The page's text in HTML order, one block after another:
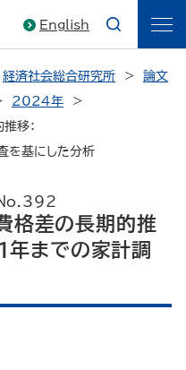
English
経済社会総合研究所
論文
2024年
移：
基にした分析
格差の長期的推
までの家計調